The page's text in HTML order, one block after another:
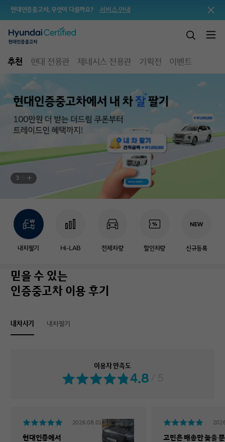
현대인증중고차, 무엇이 다를까요? 서비스 안내
추천 현대 전용관 제네시스 전용관 기획전 이벤트
3
내차팔기 Hi-LAB 전체차량 할인차량 신규등록
믿을 수 있는
인증중고차 이용 후기
내차사기 내차팔기
이용자 만족도
4.8
2026.08.01
현대인증에서
고민은 배송만 늦출